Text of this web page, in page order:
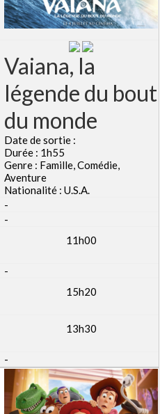
Vaiana, la
légende du bout
du monde
Date de sortie :
Durée : 1h55
Genre : Famille, Comédie,
Aventure
Nationalité : U.S.A.
-
-
11h00
-
15h20
13h30
-